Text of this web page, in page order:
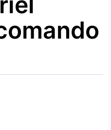
Agro
Tudo sobre o
agronegócio
Broadcast